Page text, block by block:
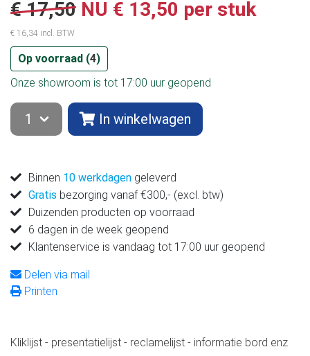
€ 17,50 NU € 13,50 per stuk
€ 16,34 incl. BTW
Op voorraad (4)
Onze showroom is tot 17:00 uur geopend
In winkelwagen
Binnen 10 werkdagen geleverd
Gratis bezorging vanaf €300,- (excl. btw)
Duizenden producten op voorraad
6 dagen in de week geopend
Klantenservice is vandaag tot 17:00 uur geopend
Delen via mail
Printen
Kliklijst - presentatielijst - reclamelijst - informatie bord enz